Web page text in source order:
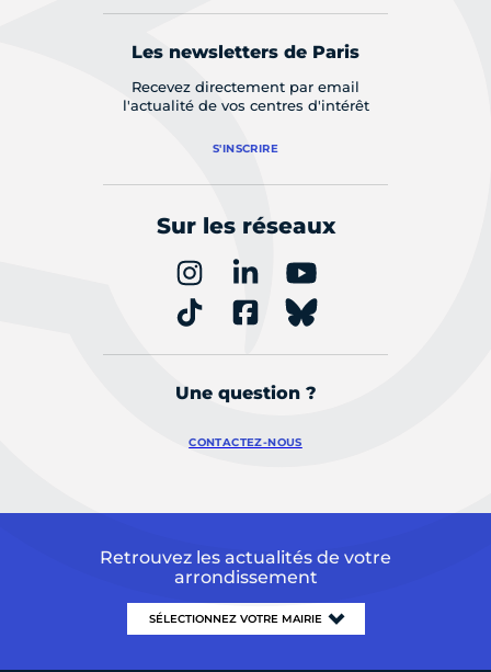
Les newsletters de Paris
Recevez directement par email
l'actualité de vos centres d'intérêt
S'INSCRIRE
Sur les réseaux
Une question ?
CONTACTEZ-NOUS
Retrouvez les actualités de votre
arrondissement